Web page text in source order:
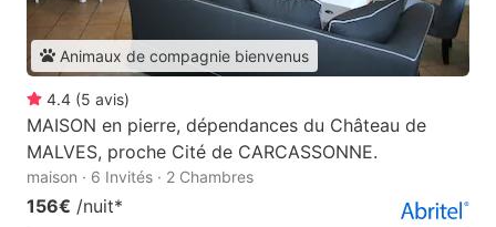
Animaux de compagnie bienvenus
4.4 (5 avis)
MAISON en pierre, dépendances du Château de
MALVES, proche Cité de CARCASSONNE.
maison · 6 Invités · 2 Chambres
156€ /nuit*